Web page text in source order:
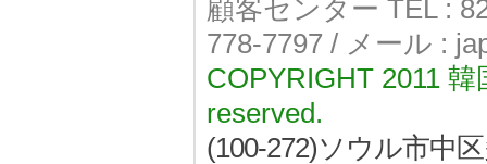
顧客センター TEL :
778-7797 / メール :
COPYRIGHT 2011
reserved.
(100-272)ソウル市中